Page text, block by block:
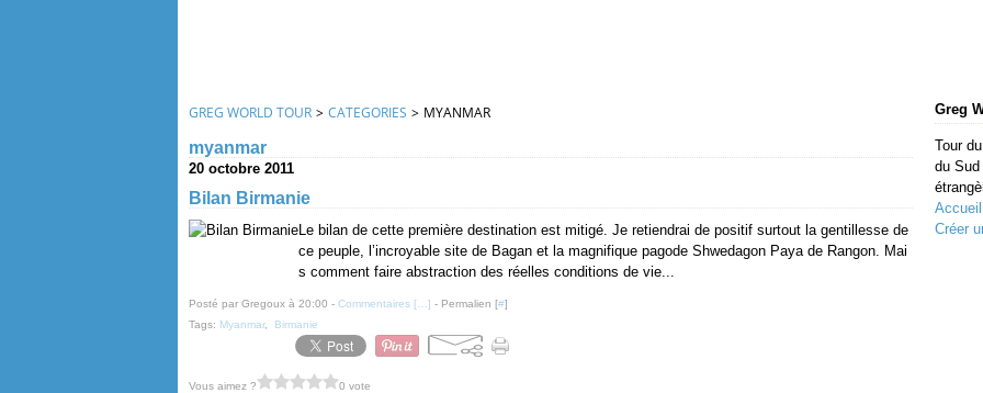
GREG WORLD TOUR > CATEGORIES > MYANMAR
myanmar
20 octobre 2011
Bilan Birmanie
Le bilan de cette première destination est mitigé. Je retiendrai de positif surtout la gentillesse de
ce peuple, l’incroyable site de Bagan et la magnifique pagode Shwedagon Paya de Rangon. Mai
s comment faire abstraction des réelles conditions de vie...
Posté par Gregoux à 20:00 - Commentaires [ ] - Permalien [#]
Tags: Myanmar, Birmanie
Vous aimez ? 0 vote
Greg
Tour
du
Créer